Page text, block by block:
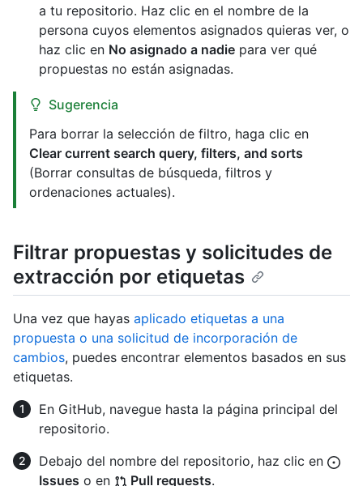
a tu repositorio. Haz clic en el nombre de la
persona cuyos elementos asignados quieras ver, o
haz clic en No asignado a nadie para ver qué
propuestas no están asignadas.
Sugerencia
Para borrar la selección de filtro, haga clic en
Clear current search query, filters, and sorts
(Borrar consultas de búsqueda, filtros y
ordenaciones actuales).
Filtrar propuestas y solicitudes de
extracción por etiquetas
Una vez que hayas aplicado etiquetas a una
propuesta o una solicitud de incorporación de
cambios, puedes encontrar elementos basados en sus
etiquetas.
En GitHub, navegue hasta la página principal del
repositorio.
Debajo del nombre del repositorio, haz clic en
Issues o en Pull requests.